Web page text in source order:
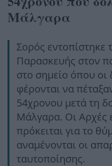
Μάλγαρα
Σορός εντοπίστηκε
Παρασκευής στον
στο σημείο όπου
φέρονται να
54χρονου μετά τη
Μάλγαρα. Οι Αρχές
πρόκειται για το
αναμένονται οι
ταυτοποίησης.